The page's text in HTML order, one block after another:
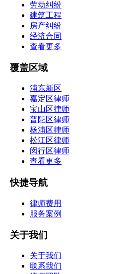
劳动纠纷
建筑工程
房产纠纷
经济合同
查看更多
覆盖区域
浦东新区
嘉定区律师
宝山区律师
普陀区律师
杨浦区律师
松江区律师
闵行区律师
查看更多
快捷导航
律师费用
服务案例
关于我们
关于我们
联系我们